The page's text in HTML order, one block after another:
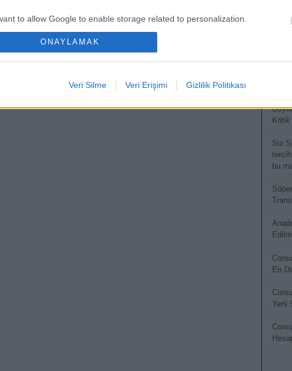
to allow Google to enable storage related to personalization.
want to allow Google to enable storage related to security, including
functionality and fraud prevention, and other user protection.
ONAYLAMAK
Veri Silme Veri Erişimi Gizlilik Politikası
Ya
Kritik
Siz
bu
En
Yeni